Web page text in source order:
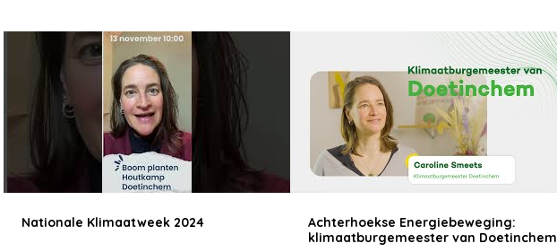
vogels in de tuin. In de loop van de jaren
vinden steeds meer meesjes, merels,
eksters, kauwen en een grote
mussenfamilie onze tuin met voer. Dat
geeft me al een lach, maar
Nationale Klimaatweek 2024
Achterhoekse Energiebeweging:
klimaatburgemeester van Doetinchem